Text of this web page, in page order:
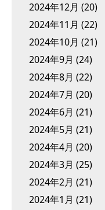
2024年12月 (20)
2024年11月 (22)
2024年10月 (21)
2024年9月 (24)
2024年8月 (22)
2024年7月 (20)
2024年6月 (21)
2024年5月 (21)
2024年4月 (20)
2024年3月 (25)
2024年2月 (21)
2024年1月 (21)